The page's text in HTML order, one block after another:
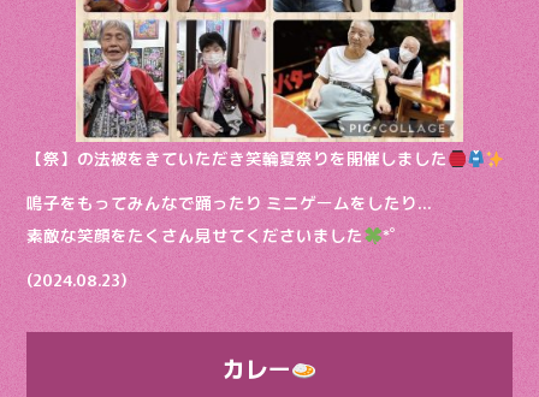
【祭】の法被をきていただき笑輪夏祭りを開催しました
鳴子をもってみんなで踊ったり ミニゲームをしたり…
素敵な笑顔をたくさん見せてくださいました
*゜
(2024.08.23)
カレー